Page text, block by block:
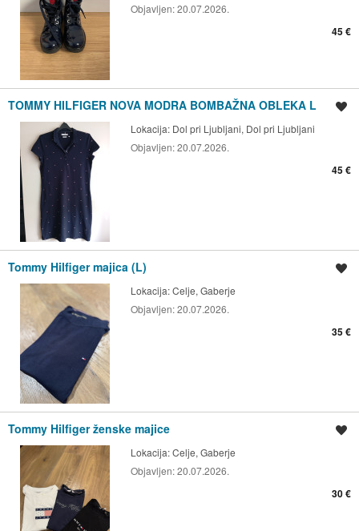
Objavljen:20.07.2026.
45 €
TOMMY HILFIGER NOVA MODRA BOMBAŽNA OBLEKA L
Lokacija: Dol pri Ljubljani, Dol pri Ljubljani
Objavljen:20.07.2026.
45 €
Tommy Hilfiger majica (L)
Lokacija:Celje, Gaberje
Objavljen:20.07.2026.
35 €
Tommy Hilfiger ženske majice
Lokacija:Celje, Gaberje
Objavljen:20.07.2026.
30 €